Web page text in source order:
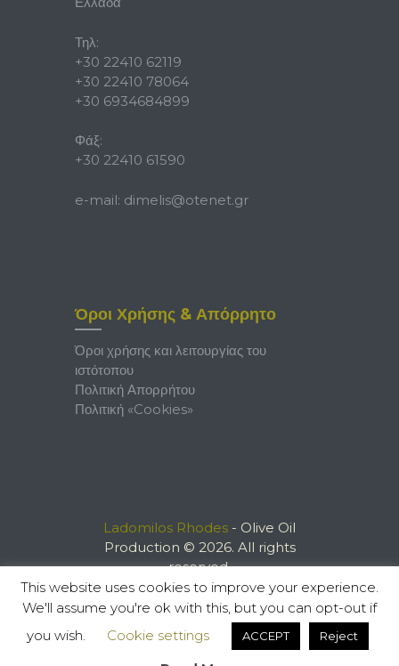
Τηλ:
+30 22410 62119
+30 22410 78064
+30 6934684899
Φάξ:
+30 22410 61590
e-mail: dimelis@otenet.gr
Όροι Χρήσης & Απόρρητο
Όροι χρήσης και λειτουργίας του
ιστότοπου
Πολιτική Απορρήτου
Πολιτική «Cookies»
Ladomilos Rhodes - Olive Oil
Production © 2026. All rights
reserved.
This website uses cookies to improve your experience.
We'll assume you're ok with this, but you can opt-out if
you wish.
Cookie settings ACCEPT Reject